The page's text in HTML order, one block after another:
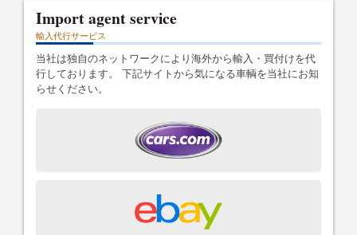
Import agent service
輸入代行サービス
当社は独自のネットワークにより海外から輸入・買付けを代
行しております。 下記サイトから気になる車輌を当社にお知
らせください。